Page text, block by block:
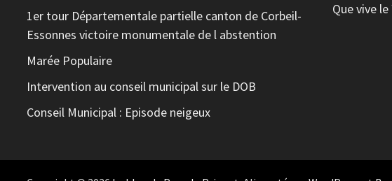
1er tour Départementale partielle canton de Corbeil-
Essonnes victoire monumentale de l abstention
Marée Populaire
Intervention au conseil municipal sur le DOB
Conseil Municipal : Episode neigeux
Que vive